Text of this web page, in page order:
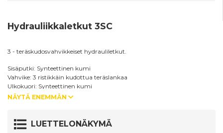
Hydrauliikkaletkut 3SC
3 - teräskudosvahvikkeiset hydrauliletkut.
Sisäputki: Synteettinen kumi
Vahvike: 3 ristikkäin kudottua teräslankaa
Ulkokuori: Synteettinen kumi
Lämpötila-alue: -40°C - +120°C
Ominaisuudet: Testattu jopa 500 000 paineimpulssiin asti.
NÄYTÄ ENEMMÄN
LUETTELONÄKYMÄ